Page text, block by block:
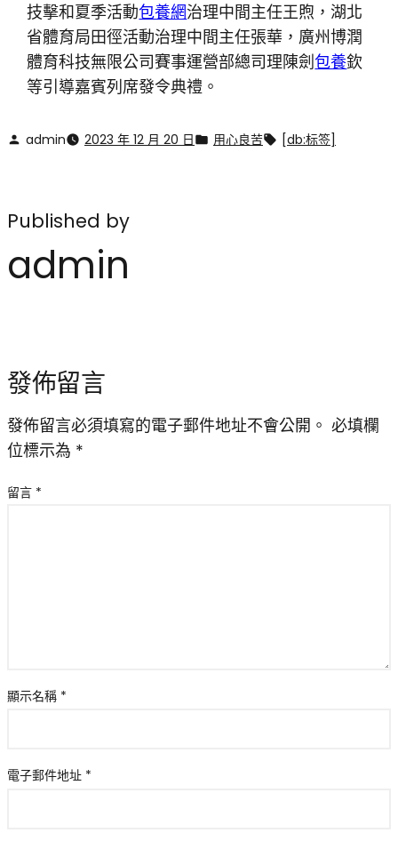
技擊和夏季活動包養網治理中間主任王煦，湖北
省體育局田徑活動治理中間主任張華，廣州博潤
體育科技無限公司賽事運營部總司理陳劍包養欽
等引導嘉賓列席發令典禮。
admin 2023 年 12 月 20 日 用心良苦 [db:标签]
Published by
admin
發佈留言
發佈留言必須填寫的電子郵件地址不會公開。 必填欄
位標示為 *
留言 *
顯示名稱 *
電子郵件地址 *